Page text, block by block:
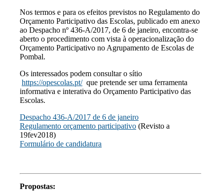
Nos termos e para os efeitos previstos no Regulamento do
Orçamento Participativo das Escolas, publicado em anexo
ao Despacho nº 436-A/2017, de 6 de janeiro, encontra-se
aberto o procedimento com vista à operacionalização do
Orçamento Participativo no Agrupamento de Escolas de
Pombal.
Os interessados podem consultar o sítio
https://opescolas.pt/que pretende ser uma ferramenta
informativa e interativa do Orçamento Participativo das
Escolas.
Despacho 436-A/2017 de 6 de janeiro
Regulamento orçamento participativo (Revisto a
19fev2018)
Formulário de candidatura
Propostas: